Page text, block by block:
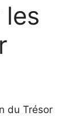
les
du Trésor